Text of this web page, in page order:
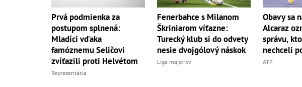
Prvá podmienka za
postupom splnená:
Mladíci vďaka
famóznemu Seličovi
zvíťazili proti Helvétom
Reprezentácia
Fenerbahce s Milanom
Škriniarom víťazne:
Turecký klub si do odvety
nesie dvojgólový náskok
Liga majstrov
Obavy sa
Alcaraz
správu,
nechceli
ATP